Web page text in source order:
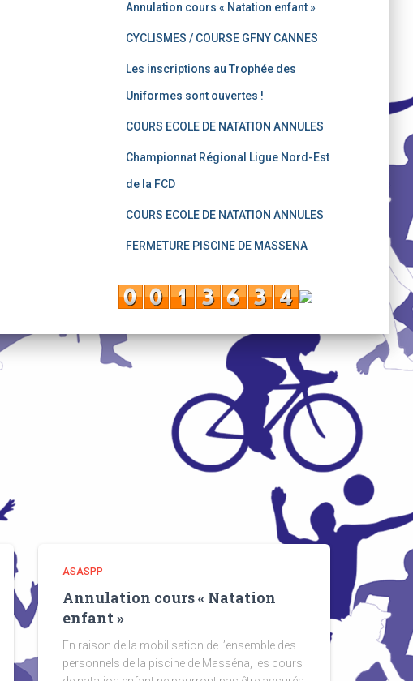
Annulation cours « Natation enfant »
CYCLISMES / COURSE GFNY CANNES
Les inscriptions au Trophée des
Uniformes sont ouvertes !
COURS ECOLE DE NATATION ANNULES
Championnat Régional Ligue Nord-Est
de la FCD
COURS ECOLE DE NATATION ANNULES
FERMETURE PISCINE DE MASSENA
ASASPP
Annulation cours « Natation
enfant »
En raison de la mobilisation de l’ensemble des
personnels de la piscine de Masséna, les cours